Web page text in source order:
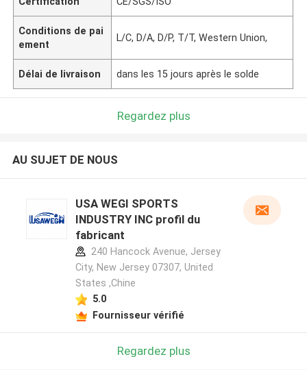
Conditions de pai
ement
L/C, D/A, D/P, T/T, Western Union,
Délai de livraison dans les 15 jours après le solde
Regardez plus
AU SUJET DE NOUS
USA WEGI SPORTS
INDUSTRY INC profil du
fabricant
240 Hancock Avenue, Jersey
City, New Jersey 07307, United
States ,Chine
5.0
Fournisseur vérifié
Regardez plus